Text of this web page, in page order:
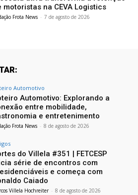
motoristas na CEVA Logistics
Frota News - 7 de agosto de 2026
Automotivo
Automotivo: Explorando a
entre mobilidade,
e entretenimento
Frota News - 8 de agosto de 2026
do Villela #351 | FETCESP
série de encontros com
e começa com
Caiado
Villela Hochreiter - 8 de agosto de 2026